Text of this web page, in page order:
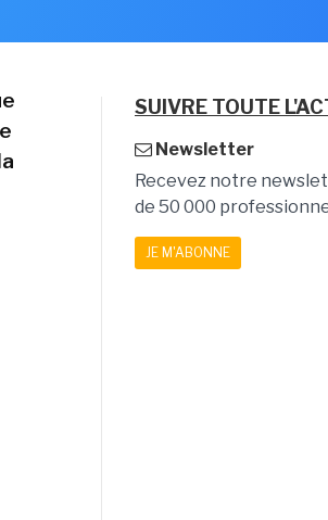
SUIVRE TOUTE
Newsletter
Recevez notre
de 50 000
JE M'ABONNE